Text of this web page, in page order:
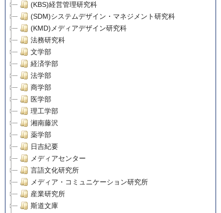
(KBS)経営管理研究科
(SDM)システムデザイン・マネジメント研究科
(KMD)メディアデザイン研究科
法務研究科
文学部
経済学部
法学部
商学部
医学部
理工学部
湘南藤沢
薬学部
日吉紀要
メディアセンター
言語文化研究所
メディア・コミュニケーション研究所
産業研究所
斯道文庫